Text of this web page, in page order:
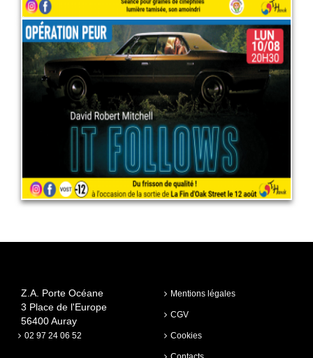
Opération peur : "It follows"
10 août 2026
LIRE PLUS
Z.A. Porte Océane
3 Place de l'Europe
56400 Auray
02 97 24 06 52
Mentions légales
CGV
Cookies